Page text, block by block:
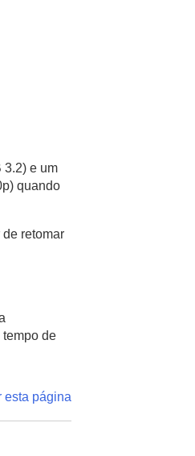
3.2) e um
quando
retomar
de
esta página